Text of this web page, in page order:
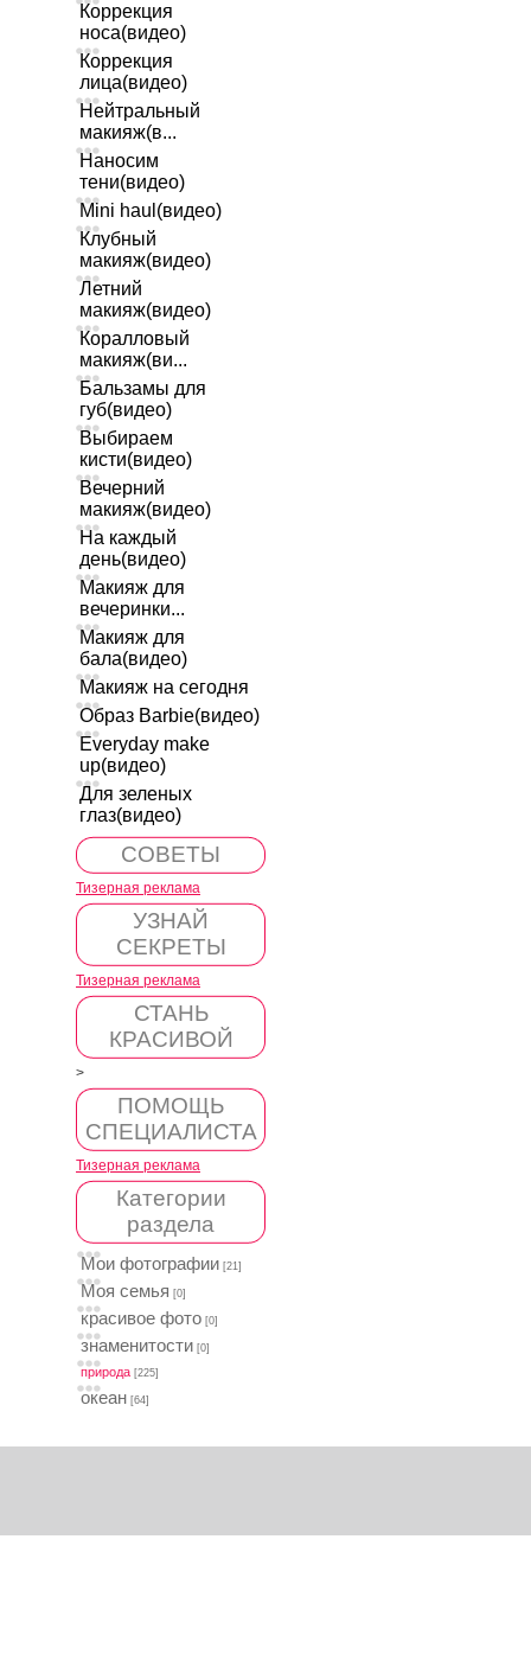
Коррекция
носа(видео)
Коррекция
лица(видео)
Нейтральный
макияж(в...
Наносим
тени(видео)
Mini haul(видео)
Клубный
макияж(видео)
Летний
макияж(видео)
Коралловый
макияж(ви...
Бальзамы для
губ(видео)
Выбираем
кисти(видео)
Вечерний
макияж(видео)
На каждый
день(видео)
Макияж для
вечеринки...
Макияж для
бала(видео)
Макияж на сегодня
Образ Barbie(видео)
Everyday make
up(видео)
Для зеленых
глаз(видео)
СОВЕТЫ
Тизерная реклама
УЗНАЙ
СЕКРЕТЫ
Тизерная реклама
СТАНЬ
КРАСИВОЙ
>
ПОМОЩЬ
СПЕЦИАЛИСТА
Тизерная реклама
Категории
раздела
Мои фотографии [21]
Моя семья [0]
красивое фото [0]
знаменитости [0]
природа [225]
океан [64]